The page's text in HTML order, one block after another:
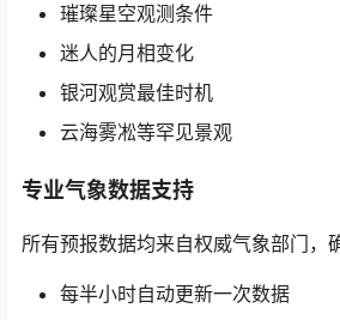
璀璨星空观测条件
迷人的月相变化
银河观赏最佳时机
云海雾凇等罕见景观
专业气象数据支持
所有预报数据均来自权威气象部门，
每半小时自动更新一次数据